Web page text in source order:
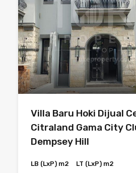
Villa Baru Hoki Dijual
Citraland Gama City
Dempsey Hill
LB (LxP) m2
LT (LxP) m2